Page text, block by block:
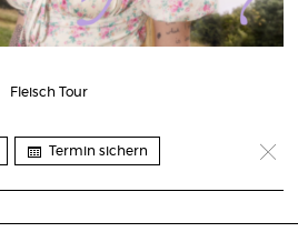
Fleisch Tour
Termin sichern